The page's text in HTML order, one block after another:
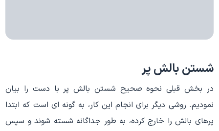
شستن بالش پر
در بخش قبلی نحوه صحیح شستن بالش پر با دست را بیان
نمودیم. روشی دیگر برای انجام این کار، به گونه ای است که ابتدا
پرهای بالش را خارج کرده، به طور جداگانه شسته شوند و سپس